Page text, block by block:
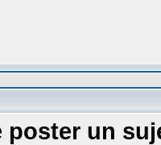
poster un